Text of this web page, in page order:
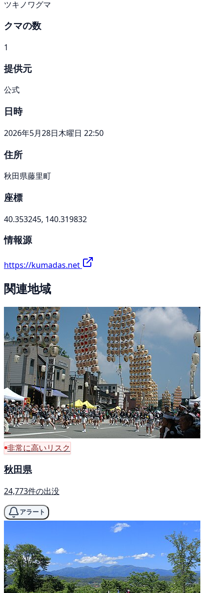
ツキノワグマ
クマの数
1
提供元
公式
日時
2026年5月28日木曜日 22:50
住所
秋田県藤里町
座標
40.353245, 140.319832
情報源
https://kumadas.net
関連地域
非常に高いリスク
秋田県
24,773件の出没
アラート